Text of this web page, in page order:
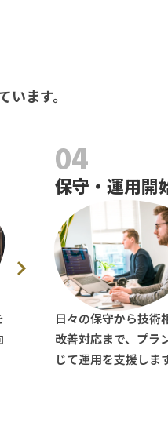
ます。
04
保守・運用開
日々の保守から技術
改善対応まで、プラ
じて運用を支援しま